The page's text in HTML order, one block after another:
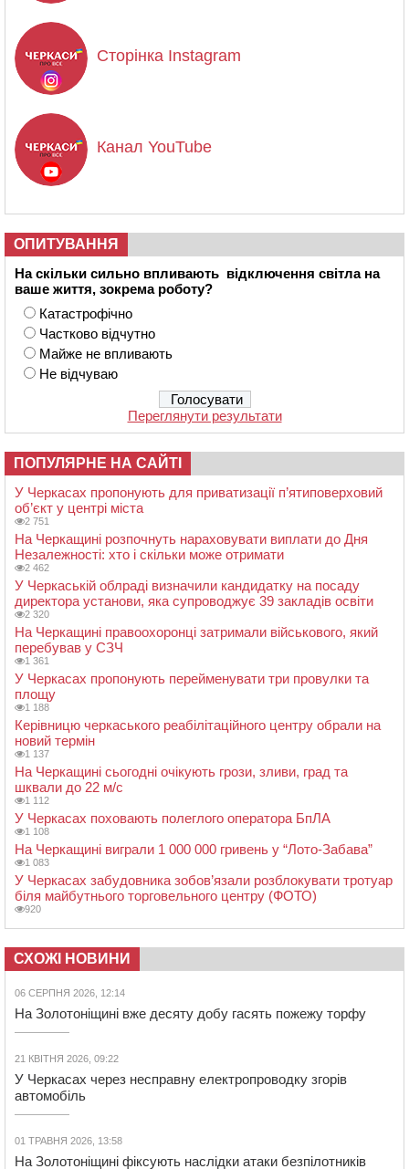
Сторінка Instagram
Канал YouTube
ОПИТУВАННЯ
На скільки сильно впливають відключення світла на
ваше життя, зокрема роботу?
Катастрофічно
Частково відчутно
Майже не впливають
Не відчуваю
Переглянути результати
ПОПУЛЯРНЕ НА САЙТІ
У Черкасах пропонують для приватизації п’ятиповерховий
об’єкт у центрі міста
2 751
На Черкащині розпочнуть нараховувати виплати до Дня
Незалежності: хто і скільки може отримати
2 462
У Черкаській облраді визначили кандидатку на посаду
директора установи, яка супроводжує 39 закладів освіти
2 320
На Черкащині правоохоронці затримали військового, який
перебував у СЗЧ
1 361
У Черкасах пропонують перейменувати три провулки та
площу
1 188
Керівницю черкаського реабілітаційного центру обрали на
новий термін
1 137
На Черкащині сьогодні очікують грози, зливи, град та
шквали до 22 м/с
1 112
У Черкасах поховають полеглого оператора БпЛА
1 108
На Черкащині виграли 1 000 000 гривень у “Лото-Забава”
1 083
У Черкасах забудовника зобов’язали розблокувати тротуар
біля майбутнього торговельного центру (ФОТО)
920
СХОЖІ НОВИНИ
06 СЕРПНЯ 2026, 12:14
На Золотоніщині вже десяту добу гасять пожежу торфу
21 КВІТНЯ 2026, 09:22
У Черкасах через несправну електропроводку згорів
автомобіль
01 ТРАВНЯ 2026, 13:58
На Золотоніщині фіксують наслідки атаки безпілотників